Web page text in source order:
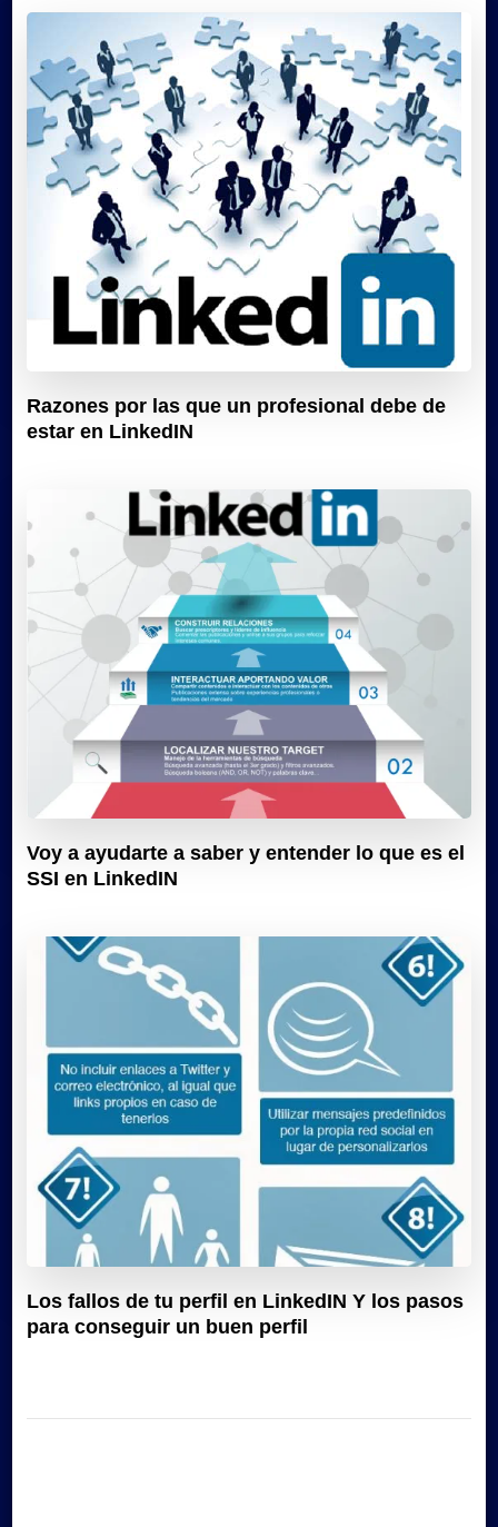
Razones por las que un profesional debe de
estar en LinkedIN
Voy a ayudarte a saber y entender lo que es el
SSI en LinkedIN
Los fallos de tu perfil en LinkedIN Y los pasos
para conseguir un buen perfil